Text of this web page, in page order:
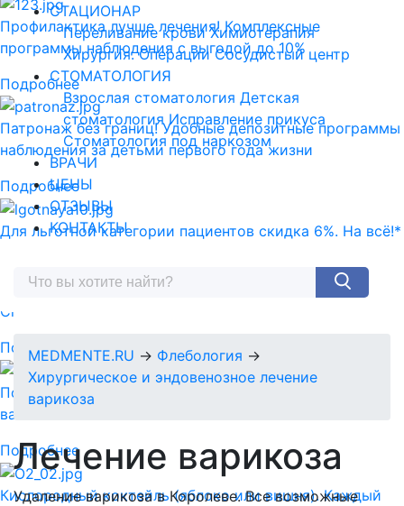
Профилактика лучше лечения! Комплексные
программы наблюдения с выгодой до 10%
Подробнее
Патронаж без границ! Удобные депозитные программы
наблюдения за детьми первого года жизни
Подробнее
Для льготной категории пациентов скидка 6%. На всё!*
Спермограмма + MAR тест = 5890 руб.
Подробнее
Подарочный сертификат-идеальный подарок для
ваших близких!
Подробнее
Кислородный коктейль (яблоко или вишня). Каждый
СТАЦИОНАР
Переливание крови Химиотерапия
Хирургия. Операции Сосудистый центр
СТОМАТОЛОГИЯ
Взрослая стоматология Детская
стоматология Исправление прикуса
Стоматология под наркозом
ВРАЧИ
ЦЕНЫ
ОТЗЫВЫ
КОНТАКТЫ
MEDMENTE.RU → Флебология →
Хирургическое и эндовенозное лечение
варикоза
Лечение варикоза
Удаление варикоза в Королеве. Все возможные